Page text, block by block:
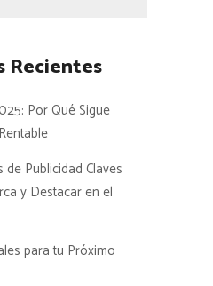
Recientes
Por Qué Sigue
Publicidad Claves
y Destacar en el
para tu Próximo